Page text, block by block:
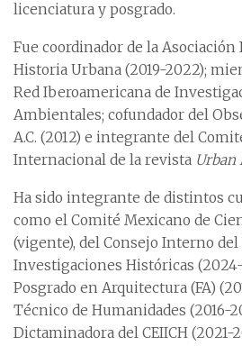
licenciatura y posgrado.
Fue coordinador de la
Historia Urbana (2019-2022);
Red Iberoamericana de
Ambientales; cofundador del
A.C. (2012) e integrante del
Internacional de la revista Urban
Ha sido integrante de distintos
como el Comité Mexicano de
(vigente), del Consejo Interno
Investigaciones Históricas
Posgrado en Arquitectura (FA)
Técnico de Humanidades (2016-
Dictaminadora del CEIICH (2021-